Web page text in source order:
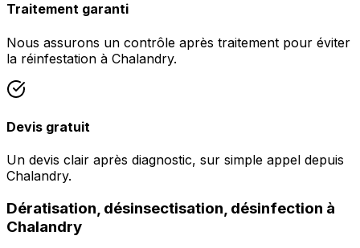
Traitement garanti
Nous assurons un contrôle après traitement pour éviter
la réinfestation à Chalandry.
Devis gratuit
Un devis clair après diagnostic, sur simple appel depuis
Chalandry.
Dératisation, désinsectisation, désinfection à
Chalandry